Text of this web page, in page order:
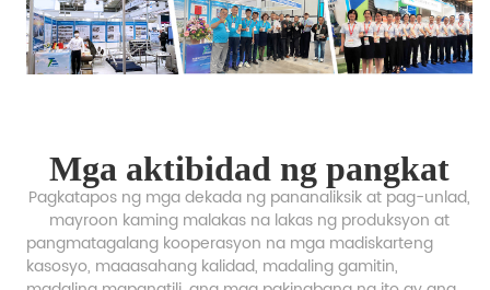
Mga aktibidad ng pangkat
Pagkatapos ng mga dekada ng pananaliksik at pag-unlad,
mayroon kaming malakas na lakas ng produksyon at
pangmatagalang kooperasyon na mga madiskarteng
kasosyo, maaasahang kalidad, madaling gamitin,